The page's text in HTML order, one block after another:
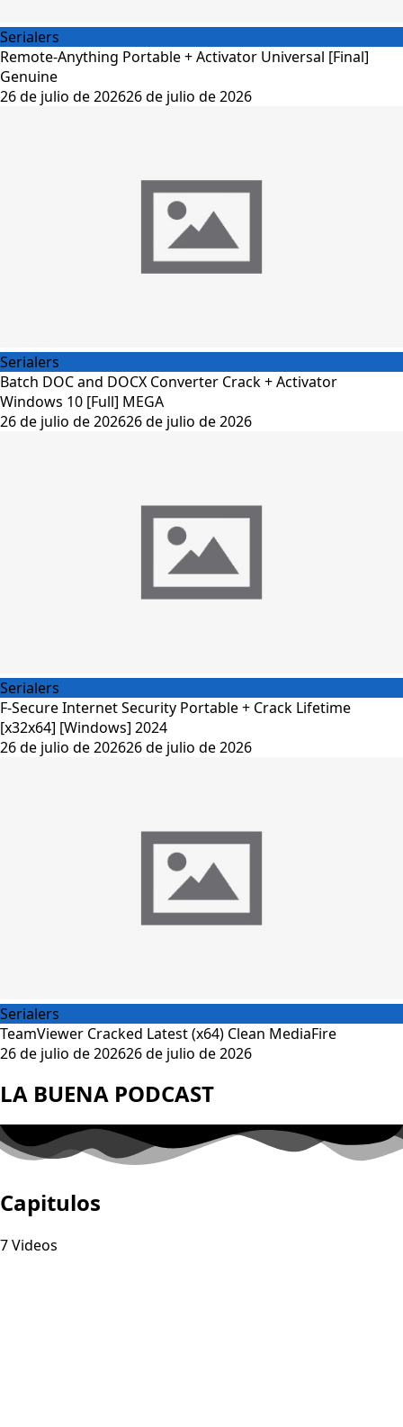
Serialers
Remote-Anything Portable + Activator Universal [Final]
Genuine
26 de julio de 202626 de julio de 2026
Serialers
Batch DOC and DOCX Converter Crack + Activator
Windows 10 [Full] MEGA
26 de julio de 202626 de julio de 2026
Serialers
F-Secure Internet Security Portable + Crack Lifetime
[x32x64] [Windows] 2024
26 de julio de 202626 de julio de 2026
Serialers
TeamViewer Cracked Latest (x64) Clean MediaFire
26 de julio de 202626 de julio de 2026
LA BUENA PODCAST
Capitulos
7 Videos